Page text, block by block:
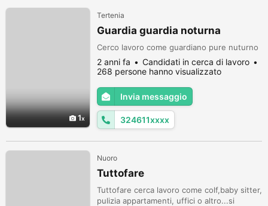
1
Tertenia
Guardia guardia noturna
Cerco lavoro come guardiano pure nuturno
2 anni fa
Candidati in cerca di lavoro
268 persone hanno visualizzato
Invia messaggio
324611xxxx
Nuoro
Tuttofare
Tuttofare cerca lavoro come colf,baby sitter,
pulizia appartamenti, uffici o altro...si